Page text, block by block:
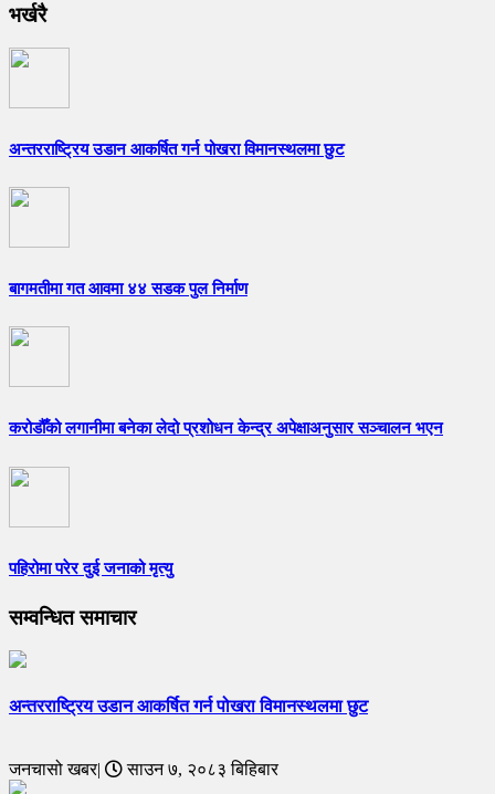
भर्खरै
अन्तरराष्ट्रिय उडान आकर्षित गर्न पोखरा विमानस्थलमा छुट
बागमतीमा गत आवमा ४४ सडक पुल निर्माण
करोडौँको लगानीमा बनेका लेदो प्रशोधन केन्द्र अपेक्षाअनुसार सञ्चालन भएन
पहिरोमा परेर दुई जनाको मृत्यु
सम्वन्धित समाचार
अन्तरराष्ट्रिय उडान आकर्षित गर्न पोखरा विमानस्थलमा छुट
जनचासो खबर| साउन ७, २०८३ बिहिबार